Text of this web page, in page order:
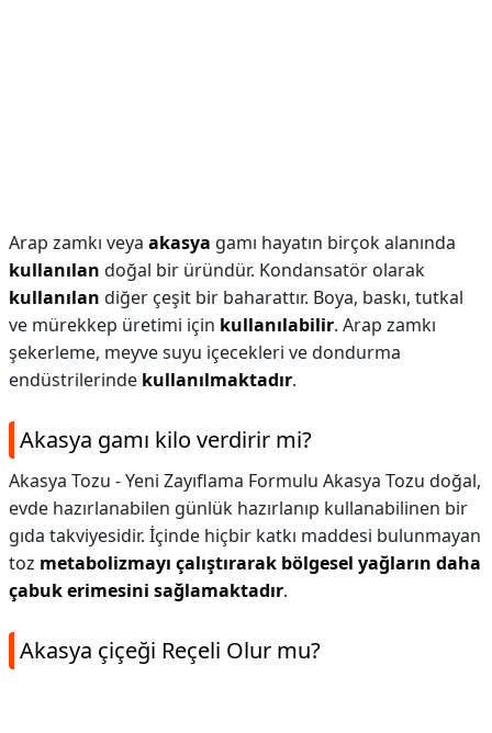
Arap zamkı veya akasya gamı hayatın birçok alanında
kullanılan doğal bir üründür. Kondansatör olarak
kullanılan diğer çeşit bir baharattır. Boya, baskı, tutkal
ve mürekkep üretimi için kullanılabilir. Arap zamkı
şekerleme, meyve suyu içecekleri ve dondurma
endüstrilerinde kullanılmaktadır.
Akasya gamı kilo verdirir mi?
Akasya Tozu - Yeni Zayıflama Formulu Akasya Tozu doğal,
evde hazırlanabilen günlük hazırlanıp kullanabilinen bir
gıda takviyesidir. İçinde hiçbir katkı maddesi bulunmayan
toz metabolizmayı çalıştırarak bölgesel yağların daha
çabuk erimesini sağlamaktadır.
Akasya çiçeği Reçeli Olur mu?